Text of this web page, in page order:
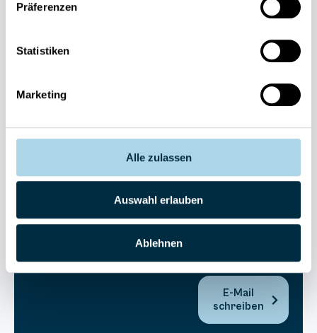
Präferenzen
Statistiken
Marketing
Alle zulassen
Auswahl erlauben
Ablehnen
Fragen und Wünsche?
038393-
Anlage
Sterne
E-Mail
schreiben